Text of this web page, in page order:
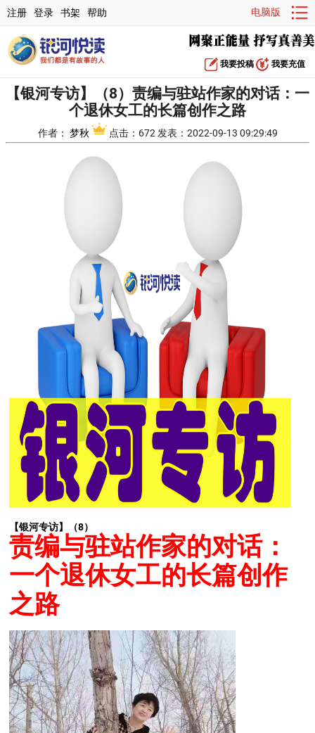
注册 登录 书架 帮助 电脑版
我要投稿 我要充值
【银河专访】（8）责编与驻站作家的对话：一
个退休女工的长篇创作之路
作者： 梦秋 点击：672 发表：2022-09-13 09:29:49
【银河专访】（8）
责编与驻站作家的对话：
一个退休女工的长篇创作
之路